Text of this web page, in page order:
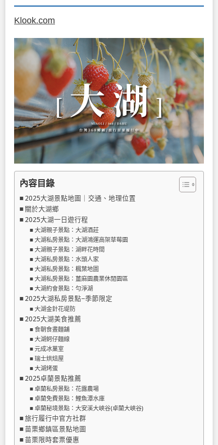
Klook.com
內容目錄
2025大湖景點地圖｜交通、地理位置
關於大湖鄉
2025大湖一日遊行程
大湖親子景點：大湖酒莊
大湖私房景點：大湖鴻運高架草莓園
大湖親子景點：湖畔花時間
大湖私房景點：水頭人家
大湖私房景點：楓葉地圖
大湖私房景點：薑麻園農業休閒園區
大湖約會景點：勻淨湖
2025大湖私房景點−季節限定
大湖金針花堤防
2025大湖美食推薦
食朝食晝麵舖
大湖蚵仔麵線
元成冰菓室
瑞士烘焙屋
大湖烤蛋
2025卓蘭景點推薦
卓蘭私房景點：花露農場
卓蘭免費景點：鯉魚潭水庫
卓蘭秘境景點：大安溪大峽谷(卓蘭大峽谷)
旅行履行中官方社群
苗栗鄉鎮區景點地圖
苗栗限時套票優惠